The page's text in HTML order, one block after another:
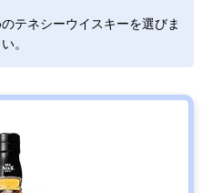
テネシーウイスキーを選びま
。